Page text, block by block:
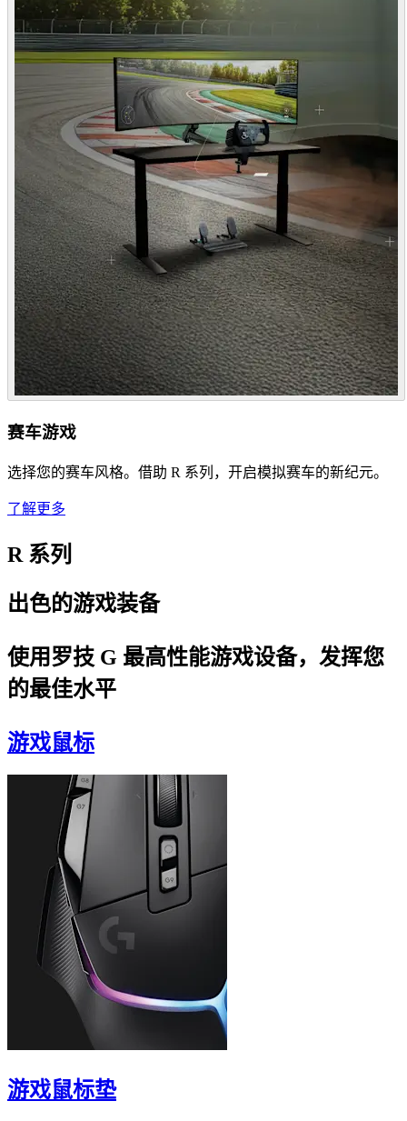
赛车游戏
选择您的赛车风格。借助 R 系列，开启模拟赛车的新纪元。
了解更多
R 系列
出色的游戏装备
使用罗技 G 最高性能游戏设备，发挥您
的最佳水平
游戏鼠标
游戏鼠标垫